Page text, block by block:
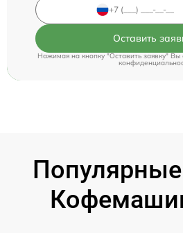
Оставить
Нажимая на кнопку "Оставить заявку" Вы